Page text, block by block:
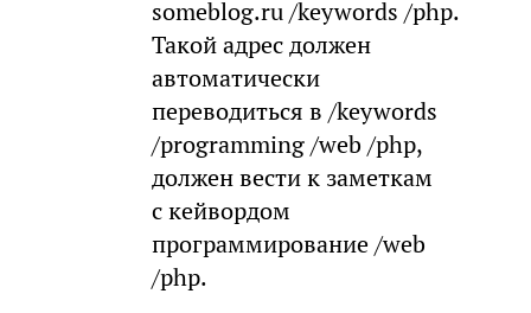
someblog.ru /keywords /php.
Такой адрес должен
автоматически
переводиться в /keywords
/programming /web /php,
должен вести к заметкам
с кейвордом
программирование /web
/php.